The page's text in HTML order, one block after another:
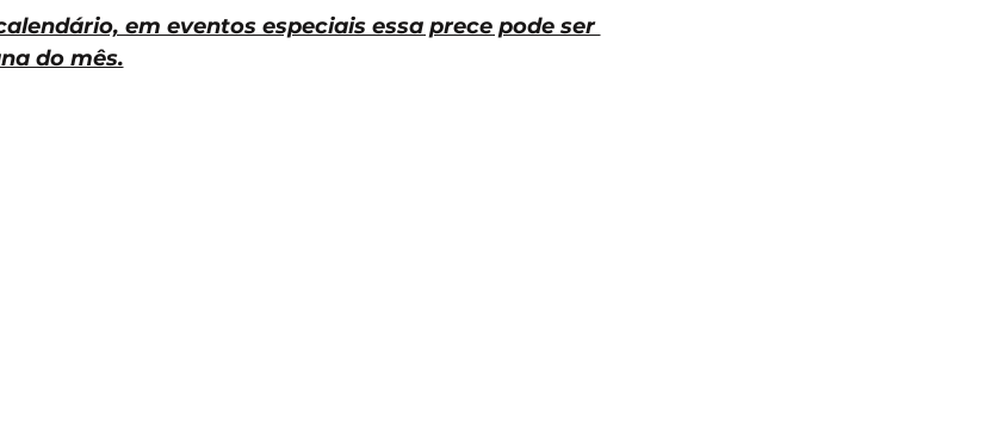
em eventos especiais essa prece pode ser
do mês.